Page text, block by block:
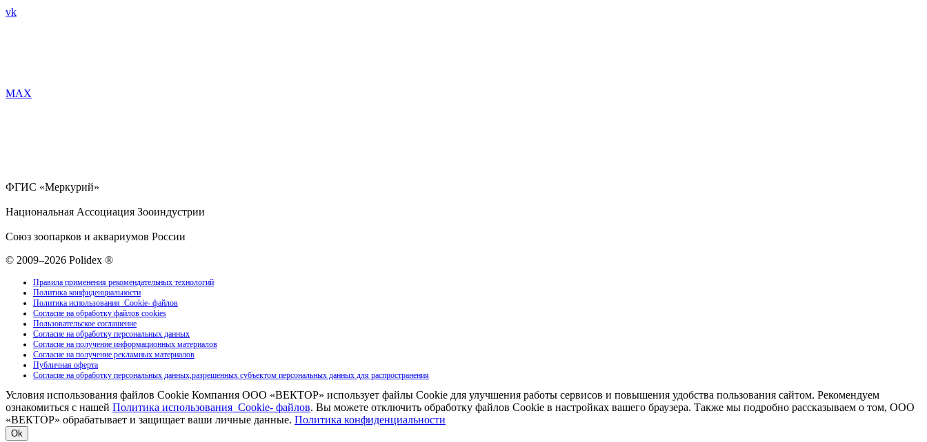
vk
MAX
ФГИС «Меркурий»
Национальная Ассоциация Зооиндустрии
Союз зоопарков и аквариумов России
© 2009–2026 Polidex ®
Правила применения рекомендательных технологий
Политика конфиденциальности
Политика использования Cookie- файлов
Согласие на обработку файлов cookies
Пользовательское соглашение
Согласие на обработку персональных данных
Согласие на получение информационных материалов
Согласие на получение рекламных материалов
Публичная оферта
Согласие на обработку персональных данных,разрешенных субъектом персональных данных для распространения
Условия использования файлов Cookie Компания ООО «ВЕКТОР» использует файлы Cookie для улучшения работы сервисов и повышения удобства пользования сайтом. Рекомендуем
ознакомиться с нашей Политика использования Cookie- файлов. Вы можете отключить обработку файлов Cookie в настройках вашего браузера. Также мы подробно рассказываем о том, ООО
«ВЕКТОР» обрабатывает и защищает ваши личные данные. Политика конфиденциальности
Ok